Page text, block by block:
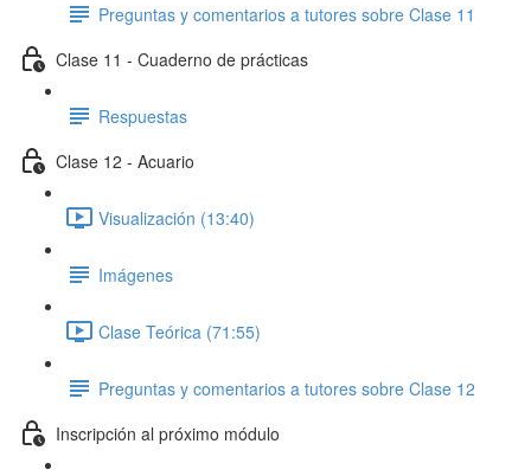
Preguntas y comentarios a tutores sobre Clase 11
Clase 11 - Cuaderno de prácticas
Respuestas
Clase 12 - Acuario
Visualización (13:40)
Imágenes
Clase Teórica (71:55)
Preguntas y comentarios a tutores sobre Clase 12
Inscripción al próximo módulo